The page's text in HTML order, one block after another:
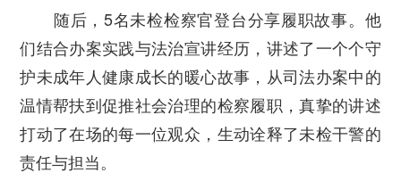
随后，5名未检检察官登台分享履职故事。他
们结合办案实践与法治宣讲经历，讲述了一个个守
护未成年人健康成长的暖心故事，从司法办案中的
温情帮扶到促推社会治理的检察履职，真挚的讲述
打动了在场的每一位观众，生动诠释了未检干警的
责任与担当。